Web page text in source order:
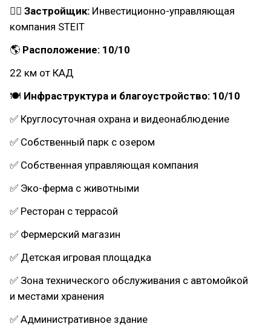
👷‍♂ Застройщик: Инвестиционно-управляющая
компания STEIT
🌎 Расположение: 10/10
22 км от КАД
🍽 Инфраструктура и благоустройство: 10/10
✅ Круглосуточная охрана и видеонаблюдение
✅ Собственный парк с озером
✅ Собственная управляющая компания
✅ Эко-ферма с животными
✅ Ресторан с террасой
✅ Фермерский магазин
✅ Детская игровая площадка
✅ Зона технического обслуживания с автомойкой
и местами хранения
✅ Административное здание